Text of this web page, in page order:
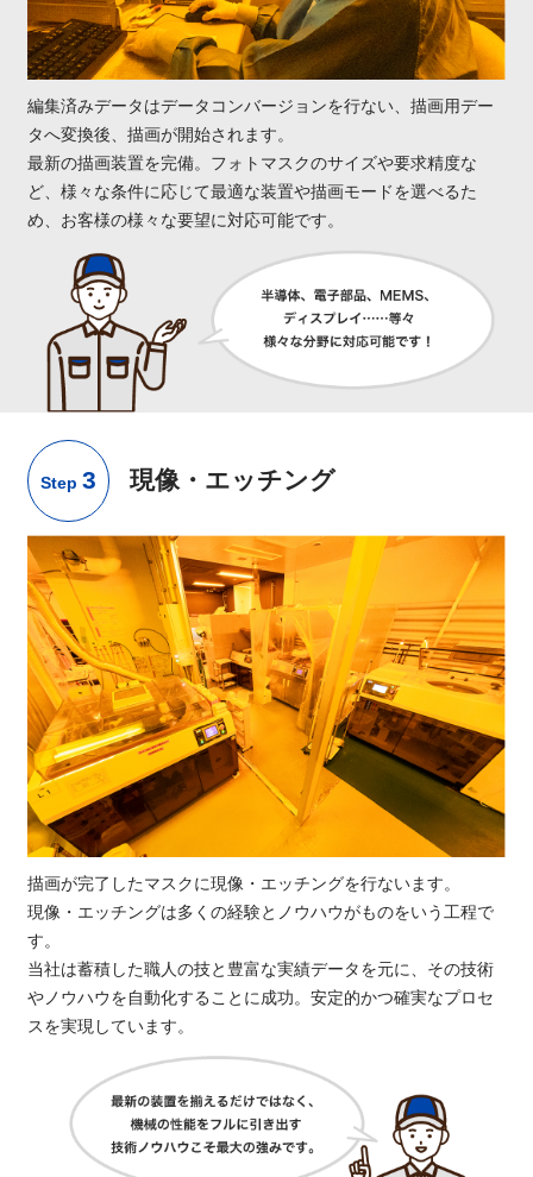
編集済みデータはデータコンバージョンを行ない、描画用デー
タへ変換後、描画が開始されます。
最新の描画装置を完備。フォトマスクのサイズや要求精度な
ど、様々な条件に応じて最適な装置や描画モードを選べるた
め、お客様の様々な要望に対応可能です。
Step 3 現像・エッチング
描画が完了したマスクに現像・エッチングを行ないます。
現像・エッチングは多くの経験とノウハウがものをいう工程で
す。
当社は蓄積した職人の技と豊富な実績データを元に、その技術
やノウハウを自動化することに成功。安定的かつ確実なプロセ
スを実現しています。